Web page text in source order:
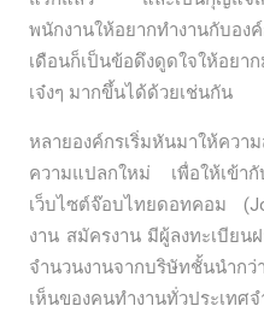
พนักงานให้อยากทำงานกับ
เดือนก็เป็นข้อดึงดูดใจให้อยา
เจ๋งๆ มากขึ้นได้ด้วยเช่นกัน
หลายองค์กรเริ่มหันมาให้คว
ความแปลกใหม่ เพื่อให้เข้า
เว็บไซต์จ๊อบไทยดอทคอม
งาน สมัครงาน มีผู้ลงทะเบียน
จำนวนงานจากบริษัทชั้นนำ
เห็นของคนทำงานทั่วประ